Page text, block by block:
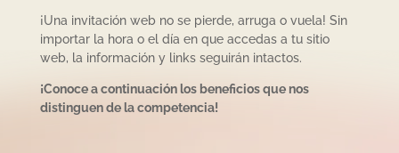
¡Una invitación web no se pierde, arruga o vuela! Sin
importar la hora o el día en que accedas a tu sitio
web, la información y links seguirán intactos.
¡Conoce a continuación los beneficios que nos
distinguen de la competencia!